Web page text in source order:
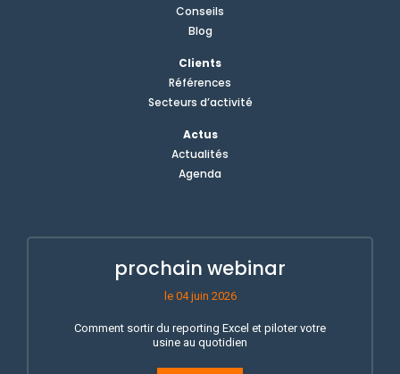
Conseils
Blog
Clients
Références
Secteurs d’activité
Actus
Actualités
Agenda
prochain webinar
le 04 juin 2026
Comment sortir du reporting Excel et piloter votre
usine au quotidien